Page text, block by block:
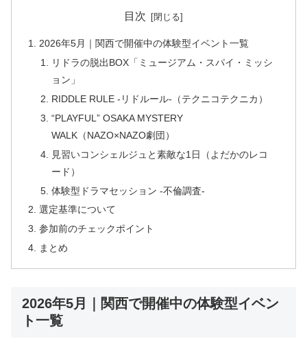
目次
2026年5月｜関西で開催中の体験型イベント一覧
リドラの脱出BOX「ミュージアム・スパイ・ミッシ
ョン」
RIDDLE RULE -リドルール-（テクニコテクニカ）
“PLAYFUL” OSAKA MYSTERY
WALK（NAZO×NAZO劇団）
見習いコンシェルジュと素敵な1日（よだかのレコ
ード）
体験型ドラマセッション -不倫調査-
選定基準について
参加前のチェックポイント
まとめ
2026年5月｜関西で開催中の体験型イベン
ト一覧